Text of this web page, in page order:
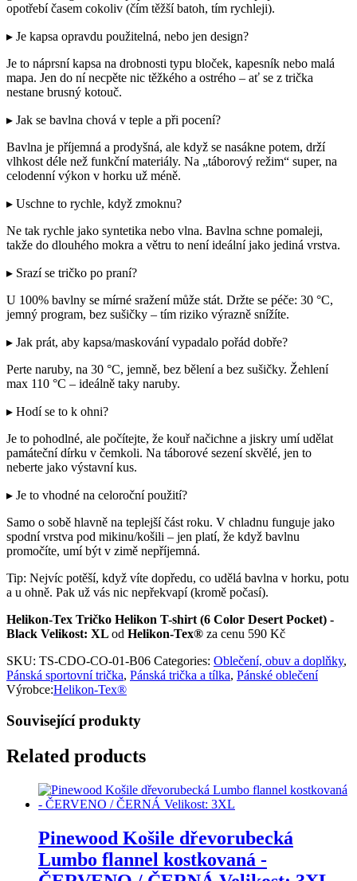
opotřebí časem cokoliv (čím těžší batoh, tím rychleji).
▸ Je kapsa opravdu použitelná, nebo jen design?
Je to náprsní kapsa na drobnosti typu bloček, kapesník nebo malá
mapa. Jen do ní necpěte nic těžkého a ostrého – ať se z trička
nestane brusný kotouč.
▸ Jak se bavlna chová v teple a při pocení?
Bavlna je příjemná a prodyšná, ale když se nasákne potem, drží
vlhkost déle než funkční materiály. Na „táborový režim“ super, na
celodenní výkon v horku už méně.
▸ Uschne to rychle, když zmoknu?
Ne tak rychle jako syntetika nebo vlna. Bavlna schne pomaleji,
takže do dlouhého mokra a větru to není ideální jako jediná vrstva.
▸ Srazí se tričko po praní?
U 100% bavlny se mírné sražení může stát. Držte se péče: 30 °C,
jemný program, bez sušičky – tím riziko výrazně snížíte.
▸ Jak prát, aby kapsa/maskování vypadalo pořád dobře?
Perte naruby, na 30 °C, jemně, bez bělení a bez sušičky. Žehlení
max 110 °C – ideálně taky naruby.
▸ Hodí se to k ohni?
Je to pohodlné, ale počítejte, že kouř načichne a jiskry umí udělat
památeční dírku v čemkoli. Na táborové sezení skvělé, jen to
neberte jako výstavní kus.
▸ Je to vhodné na celoroční použití?
Samo o sobě hlavně na teplejší část roku. V chladnu funguje jako
spodní vrstva pod mikinu/košili – jen platí, že když bavlnu
promočíte, umí být v zimě nepříjemná.
Tip: Nejvíc potěší, když víte dopředu, co udělá bavlna v horku, potu
a u ohně. Pak už vás nic nepřekvapí (kromě počasí).
Helikon-Tex Tričko Helikon T-shirt (6 Color Desert Pocket) -
Black Velikost: XL od Helikon-Tex® za cenu 590 Kč
SKU: TS-CDO-CO-01-B06 Categories: Oblečení, obuv a doplňky,
Pánská sportovní trička, Pánská trička a tílka, Pánské oblečení
Výrobce:Helikon-Tex®
Související produkty
Related products
Pinewood Košile dřevorubecká
Lumbo flannel kostkovaná -